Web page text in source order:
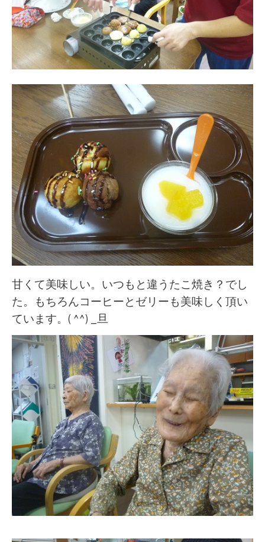
甘くて美味しい。いつもと違うたこ焼き？でし
た。もちろんコーヒーとゼリーも美味しく頂い
ています。( ^^) _旦